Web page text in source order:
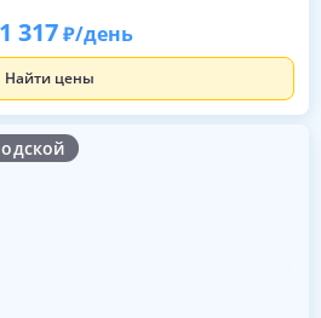
317 /день
Найти цены